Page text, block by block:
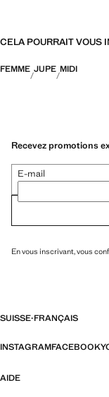
CELA POURRAIT VOUS
FEMME JUPE MIDI
Recevez promotions
E-mail
En vous inscrivant, vous
SUISSE·FRANÇAIS
INSTAGRAMFACEBOOK
AIDE